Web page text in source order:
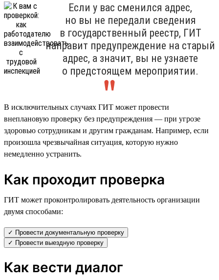
Если у вас сменился адрес,
но вы не передали сведения
в государственный реестр, ГИТ
направит предупреждение на старый
адрес, а значит, вы не узнаете
о предстоящем мероприятии.
В исключительных случаях ГИТ может провести
внеплановую проверку без предупреждения — при угрозе
здоровью сотрудникам и другим гражданам. Например, если
произошла чрезвычайная ситуация, которую нужно
немедленно устранить.
Как проходит проверка
ГИТ может проконтролировать деятельность организации
двумя способами:
✓ Провести документальную проверку
✓ Провести выездную проверку
Как вести диалог